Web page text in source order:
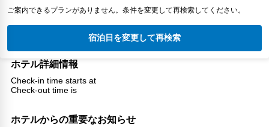
ご案内できるプランがありません。条件を変更して再検索してください。
宿泊日を変更して再検索
ホテル詳細情報
Check-in time starts at
Check-out time is
ホテルからの重要なお知らせ